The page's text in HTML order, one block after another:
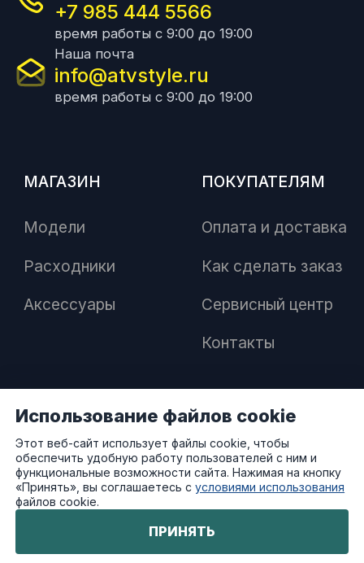
+7 985 444 5566
время работы с 9:00 до 19:00
Наша почта
info@atvstyle.ru
время работы с 9:00 до 19:00
МАГАЗИН
Модели
Расходники
Аксессуары
ПОКУПАТЕЛЯМ
Оплата и доставка
Как сделать заказ
Сервисный центр
Контакты
ПАРТНЕРАМ
Как стать дилером
Преимущества работы с нами
Использование файлов cookie
Этот веб-сайт использует файлы cookie, чтобы
обеспечить удобную работу пользователей с ним и
функциональные возможности сайта. Нажимая на кнопку
«Принять», вы соглашаетесь сусловиями использования
файлов cookie.
ПРИНЯТЬ